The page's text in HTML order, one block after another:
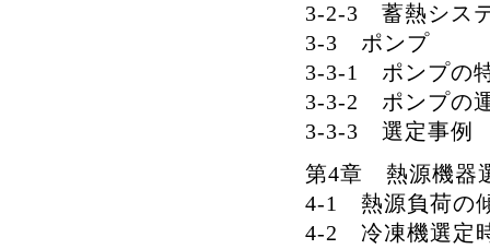
3-2-3 蓄熱シス
3-3 ポンプ
3-3-1 ポンプの
3-3-2 ポンプの
3-3-3 選定事例
第4章 熱源機器
4-1 熱源負荷の
4-2 冷凍機選定